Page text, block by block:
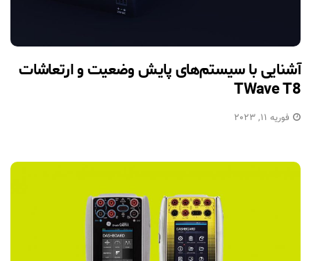
آشنایی با سیستم‌های پایش وضعیت و ارتعاشات
TWave T8
فوریه 11, 2023